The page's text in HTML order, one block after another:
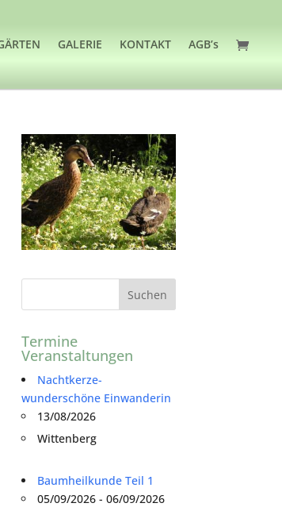
GALERIE KONTAKT AGB’s
Termine
Veranstaltungen
Nachtkerze-
wunderschöne Einwanderin
13/08/2026
Wittenberg
Baumheilkunde Teil 1
05/09/2026 - 06/09/2026